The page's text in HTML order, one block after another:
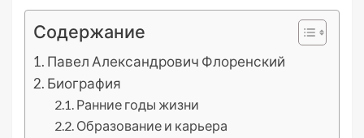
Содержание
Павел Александрович Флоренский
Биография
Ранние годы жизни
Образование и карьера